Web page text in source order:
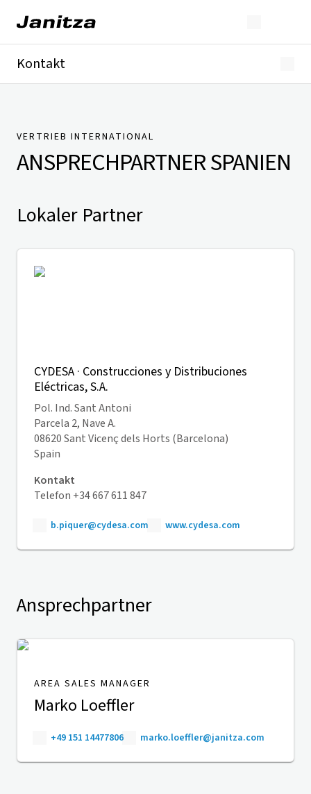
Kontakt
Presse
VERTRIEB INTERNATIONAL
ANSPRECHPARTNERSPANIEN
Lokaler Partner
CYDESA · Construcciones y Distribuciones
Eléctricas, S.A.
Pol. Ind. Sant Antoni
Parcela 2, Nave A.
08620 Sant Vicenç dels Horts (Barcelona)
Spain
Kontakt
Telefon +34 667 611 847
b.piquer@cydesa.com www.cydesa.com
Ansprechpartner
AREA SALES MANAGER
Marko Loeffler
+49 151 14477806 marko.loeffler@janitza.com